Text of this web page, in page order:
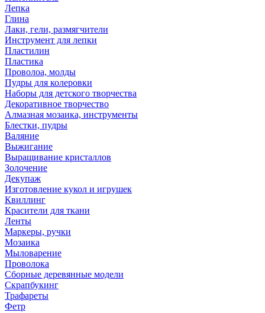
Лепка
Глина
Лаки, гели, размягчители
Инструмент для лепки
Пластилин
Пластика
Проволоа, молды
Пудры для колеровки
Наборы для детского творчества
Декоративное творчество
Алмазная мозаика, инструменты
Блестки, пудры
Валяние
Выжигание
Выращивание кристаллов
Золочение
Декупаж
Изготовление кукол и игрушек
Квиллинг
Красители для ткани
Ленты
Маркеры, ручки
Мозаика
Мыловарение
Проволока
Сборные деревянные модели
Скрапбукинг
Трафареты
Фетр